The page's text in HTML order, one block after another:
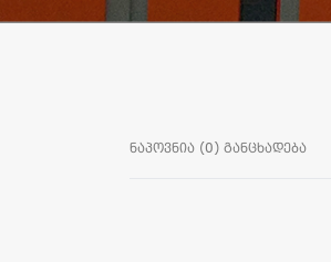
ნაპოვნია (0) განცხადება